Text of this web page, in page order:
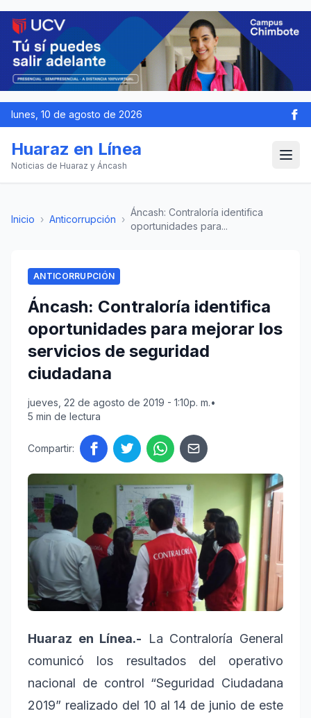
lunes, 10 de agosto de 2026
Huaraz en Línea
Noticias de Huaraz y Áncash
Inicio › Anticorrupción ›
Áncash: Contraloría identifica
oportunidades para...
ANTICORRUPCIÓN
Áncash: Contraloría identifica
oportunidades para mejorar los
servicios de seguridad
ciudadana
jueves, 22 de agosto de 2019 - 1:10p. m.•
5 min de lectura
Compartir:
Huaraz en Línea.- La Contraloría General
comunicó los resultados del operativo
nacional de control “Seguridad Ciudadana
2019” realizado del 10 al 14 de junio de este